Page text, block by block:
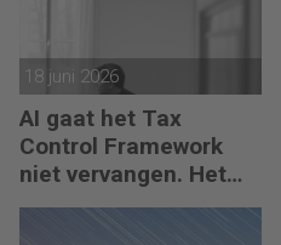
18 juni 2026
AI gaat het Tax
Control Framework
niet vervangen. Het
maakt de fiscalist die
kan doorvragen alleen